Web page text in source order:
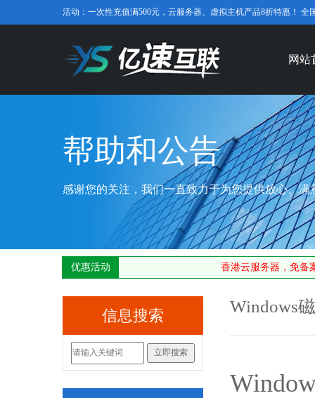
活动：一次性充值满500元，云服务器、虚拟主机产品8折特惠！ 全
网站
帮助和公告
感谢您的关注，我们一直致力于为您提供放心、满
优惠活动 香港云服务器，免备
信息搜索 Windows